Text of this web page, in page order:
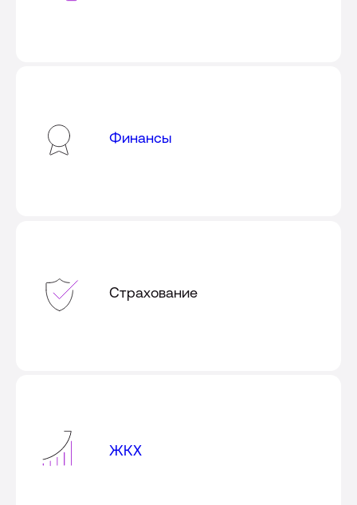
Финансы
Страхование
ЖКХ